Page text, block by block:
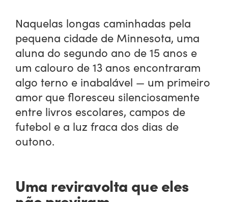
Naquelas longas caminhadas pela
pequena cidade de Minnesota, uma
aluna do segundo ano de 15 anos e
um calouro de 13 anos encontraram
algo terno e inabalável — um primeiro
amor que floresceu silenciosamente
entre livros escolares, campos de
futebol e a luz fraca dos dias de
outono.
Uma reviravolta que eles